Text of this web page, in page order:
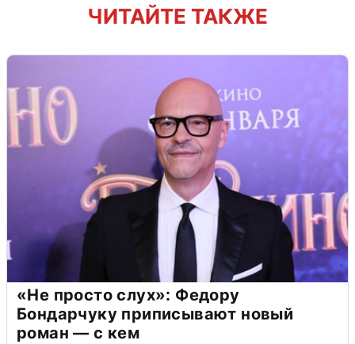
ЧИТАЙТЕ ТАКЖЕ
«Не просто слух»: Федору
Бондарчуку приписывают новый
роман — с кем